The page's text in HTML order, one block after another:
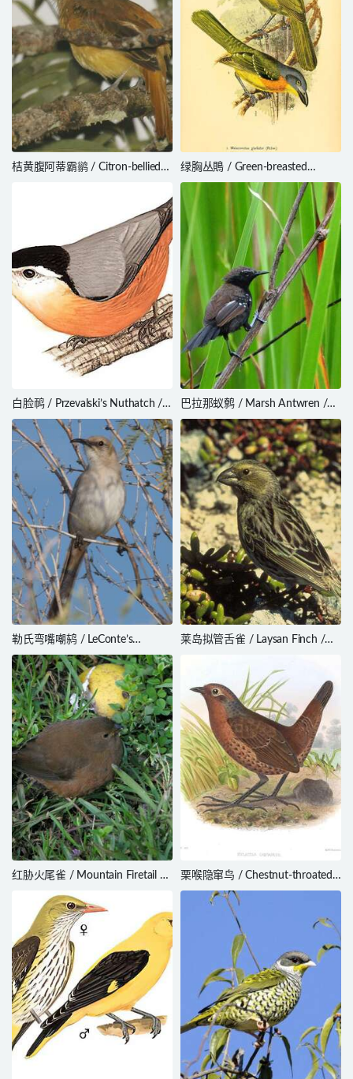
桔黄腹阿蒂霸鹟 / Citron-bellied
绿胸丛鵙 / Green-breasted
Bushshrike / Malaconotus
gladiator
白脸䴓 / Przevalski’s Nuthatch /
Sitta przewalskii
巴拉那蚁鹩 / Marsh Antwren /
Stymphalornis acutirostris
勒氏弯嘴嘲鸫 / LeConte’s
Thrasher / Toxostoma lecontei
莱岛拟管舌雀 / Laysan Finch /
红胁火尾雀 / Mountain Firetail /
栗喉隐窜鸟 / Chestnut-throated
Huet-huet / Pteroptochos
castaneus